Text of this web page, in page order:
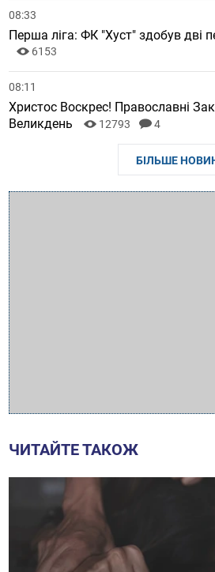
08:33
Перша ліга: ФК "Хуст" здобув дві
6153
08:11
Христос Воскрес! Православні
Великдень
12793 4
БІЛЬШЕ
ЧИТАЙТЕ ТАКОЖ